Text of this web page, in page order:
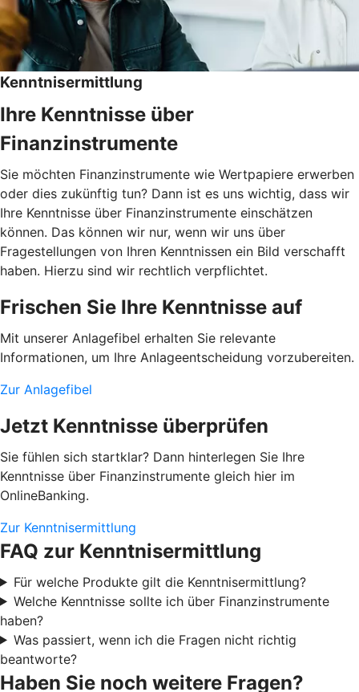
Kenntnisermittlung
Ihre Kenntnisse über
Finanzinstrumente
Sie möchten Finanzinstrumente wie Wertpapiere erwerben
oder dies zukünftig tun? Dann ist es uns wichtig, dass wir
Ihre Kenntnisse über Finanzinstrumente einschätzen
können. Das können wir nur, wenn wir uns über
Fragestellungen von Ihren Kenntnissen ein Bild verschafft
haben. Hierzu sind wir rechtlich verpflichtet.
Frischen Sie Ihre Kenntnisse auf
Mit unserer Anlagefibel erhalten Sie relevante
Informationen, um Ihre Anlageentscheidung vorzubereiten.
Zur Anlagefibel
Jetzt Kenntnisse überprüfen
Sie fühlen sich startklar? Dann hinterlegen Sie Ihre
Kenntnisse über Finanzinstrumente gleich hier im
OnlineBanking.
Zur Kenntnisermittlung
FAQ zur Kenntnisermittlung
Für welche Produkte gilt die Kenntnisermittlung?
Welche Kenntnisse sollte ich über Finanzinstrumente
haben?
Was passiert, wenn ich die Fragen nicht richtig
beantworte?
Haben Sie noch weitere Fragen?